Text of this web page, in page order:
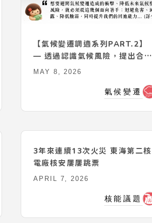
【氣候變遷調適系列PART.2】
— 透過認識氣候風險，提出合理
的調適因應政策
MAY 8, 2026
氣候變遷
3年來連續13次火災 東海第二核
電廠核安屢屢跳票
APRIL 7, 2026
核能議題